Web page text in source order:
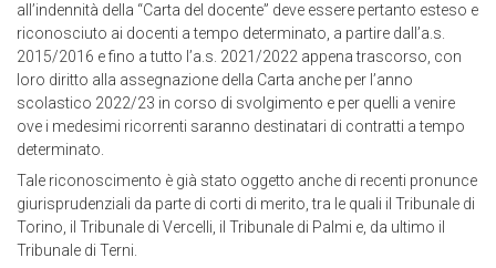
all’indennità della “Carta del docente” deve essere pertanto esteso e
riconosciuto ai docenti a tempo determinato, a partire dall’a.s.
2015/2016 e fino a tutto l’a.s. 2021/2022 appena trascorso, con
loro diritto alla assegnazione della Carta anche per l’anno
scolastico 2022/23 in corso di svolgimento e per quelli a venire
ove i medesimi ricorrenti saranno destinatari di contratti a tempo
determinato.
Tale riconoscimento è già stato oggetto anche di recenti pronunce
giurisprudenziali da parte di corti di merito, tra le quali il Tribunale di
Torino, il Tribunale di Vercelli, il Tribunale di Palmi e, da ultimo il
Tribunale di Terni.